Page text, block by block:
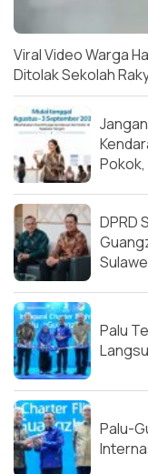
Viral Video Warga
Ditolak Sekolah
DPRD
Palu
Palu-